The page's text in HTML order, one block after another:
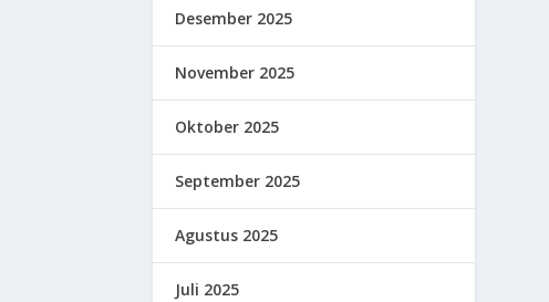
Desember 2025
November 2025
Oktober 2025
September 2025
Agustus 2025
Juli 2025